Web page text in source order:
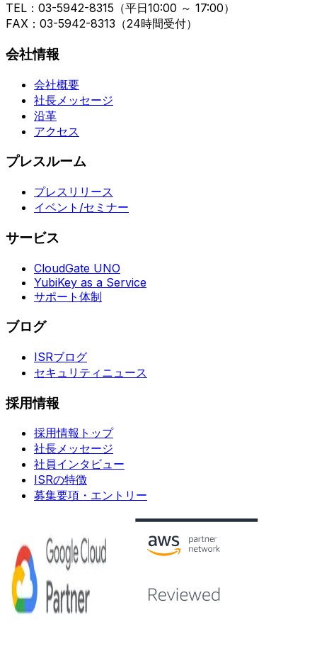
TEL：03-5942-8315（平日10:00 ～ 17:00）
FAX：03-5942-8313（24時間受付）
会社情報
会社概要
社長メッセージ
沿革
アクセス
プレスルーム
プレスリリース
イベント/セミナー
サービス
CloudGate UNO
YubiKey as a Service
サポート体制
ブログ
ISRブログ
セキュリティニュース
採用情報
採用情報トップ
社長メッセージ
社員インタビュー
ISRの特徴
募集要項・エントリー